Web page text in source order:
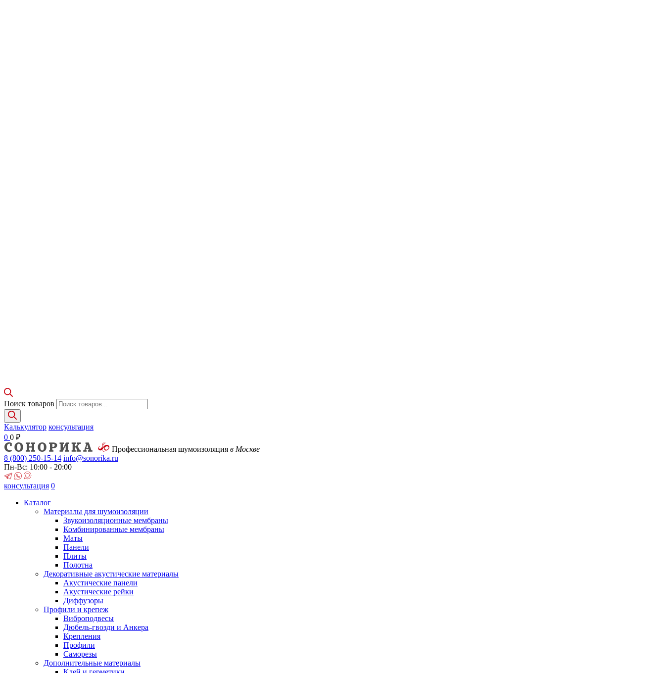
Поиск товаров
Калькулятор консультация
0 0 ₽
Профессиональная шумоизоляция в Москве
8 (800) 250-15-14 info@sonorika.ru
Пн-Вс: 10:00 - 20:00
консультация 0
Каталог
Материалы для шумоизоляции
Звукоизоляционные мембраны
Комбинированные мембраны
Маты
Панели
Плиты
Полотна
Декоративные акустические материалы
Акустические панели
Акустические рейки
Диффузоры
Профили и крепеж
Виброподвесы
Дюбель-гвозди и Анкера
Крепления
Профили
Саморезы
Дополнительные материалы